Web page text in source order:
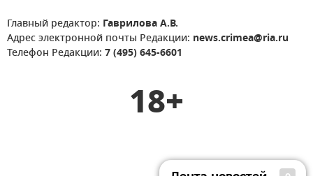
Главный редактор: Гаврилова А.В.
Адрес электронной почты Редакции: news.crimea@ria.ru
Телефон Редакции: 7 (495) 645-6601
18+